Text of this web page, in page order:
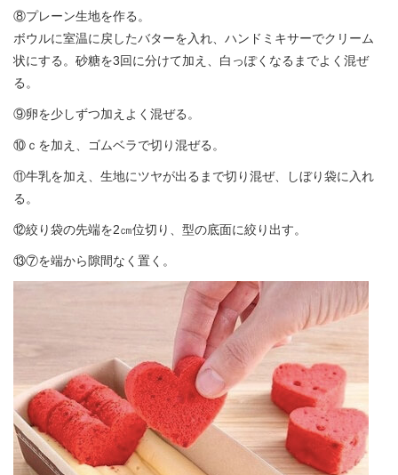
⑧プレーン生地を作る。
ボウルに室温に戻したバターを入れ、ハンドミキサーでクリーム
状にする。砂糖を3回に分けて加え、白っぽくなるまでよく混ぜ
る。
⑨卵を少しずつ加えよく混ぜる。
⑩ｃを加え、ゴムベラで切り混ぜる。
⑪牛乳を加え、生地にツヤが出るまで切り混ぜ、しぼり袋に入れ
る。
⑫絞り袋の先端を2㎝位切り、型の底面に絞り出す。
⑬⑦を端から隙間なく置く。